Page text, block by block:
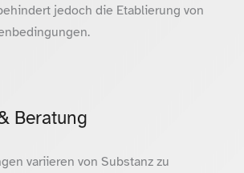
jedoch die Etablierung von
Beratung
variieren von Substanz zu